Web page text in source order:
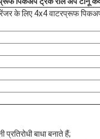
रेंजर के लिए 4x4 वाटरप्रूफ
बाधा बनाते हैं;